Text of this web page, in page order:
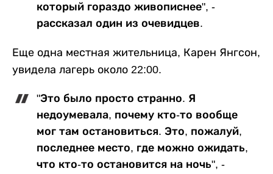
который гораздо живописнее", -
рассказал один из очевидцев.
Еще одна местная жительница, Карен Янгсон,
увидела лагерь около 22:00.
"Это было просто странно. Я
недоумевала, почему кто-то вообще
мог там остановиться. Это, пожалуй,
последнее место, где можно ожидать,
что кто-то остановится на ночь", -